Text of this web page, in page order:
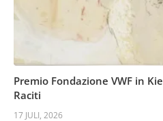
Premio Fondazione VWF in
Raciti
17 JULI, 2026